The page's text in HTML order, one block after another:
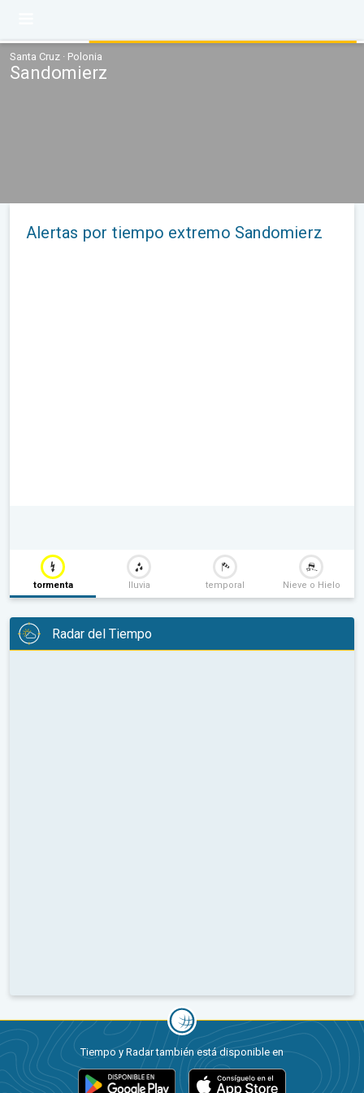
Santa Cruz · Polonia
Sandomierz
Alertas por tiempo extremo Sandomierz
tormenta lluvia temporal Nieve o Hielo
Radar del Tiempo
Tiempo y Radar también está disponible en